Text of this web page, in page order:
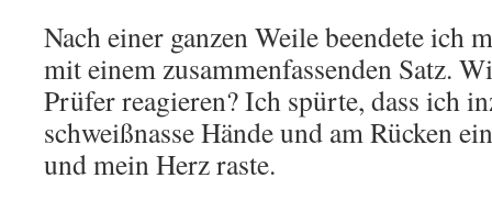
Nach einer ganzen Weile beendete ich
mit einem zusammenfassenden Satz.
Prüfer reagieren? Ich spürte, dass ich
schweißnasse Hände und am Rücken
und mein Herz raste.